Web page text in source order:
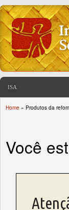
ISA
Home » Produtos da
Você